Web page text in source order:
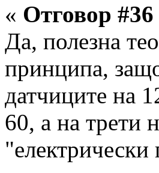
« Отговор #36
Да, полезна
принципа,
датчиците на
60, а на трети
"електрически